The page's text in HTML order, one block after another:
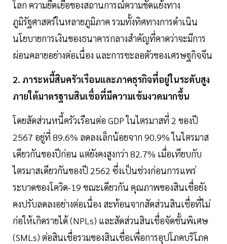
โลก ความยืดเยื้อของสถานการณ์ความขัดแย้งทาง
ภูมิรัฐศาสตร์ในหลายภูมิภาค รวมทั้งทิศทางการดำเนิน
นโยบายการเงินของธนาคารกลางสำคัญที่คาดว่าจะมีการ
ผ่อนคลายอย่างต่อเนื่อง และการชะลอตัวของเศรษฐกิจจีน
2. ภาระหนี้สินครัวเรือนและภาคธุรกิจที่อยู่ในระดับสูง
ภายใต้มาตรฐานสินเชื่อที่มีความเข้มงวดมากขึ้น
โดยสัดส่วนหนี้ครัวเรือนต่อ GDP ในไตรมาสที่ 2 ของปี
2567 อยู่ที่ 89.6% ลดลงเล็กน้อยจาก 90.9% ในไตรมาส
เดียวกันของปีก่อน แต่ยังคงสูงกว่า 82.7% เมื่อเทียบกับ
ไตรมาสเดียวกันของปี 2562 ซึ่งเป็นช่วงก่อนการแพร่
ระบาดของโควิด-19 ขณะเดียวกัน คุณภาพของสินเชื่อยัง
คงปรับลดลงอย่างต่อเนื่อง สะท้อนจากสัดส่วนสินเชื่อที่ไม่
ก่อให้เกิดรายได้ (NPLs) และสัดส่วนสินเชื่อจัดชั้นพิเศษ
(SMLs) ต่อสินเชื่อรวมของสินเชื่อเพื่อการอุปโภคบริโภค